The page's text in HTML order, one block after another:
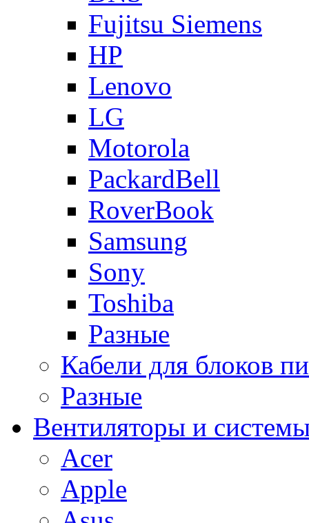
Fujitsu Siemens
HP
Lenovo
LG
Motorola
PackardBell
RoverBook
Samsung
Sony
Toshiba
Разные
Кабели для блоков
Разные
Вентиляторы и
Acer
Apple